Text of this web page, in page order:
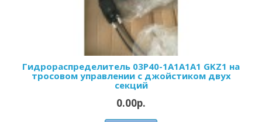
Гидрораспределитель 03Р40-1А1А1A1 GKZ1 на
тросовом управлении с джойстиком двух
секций
0.00р.